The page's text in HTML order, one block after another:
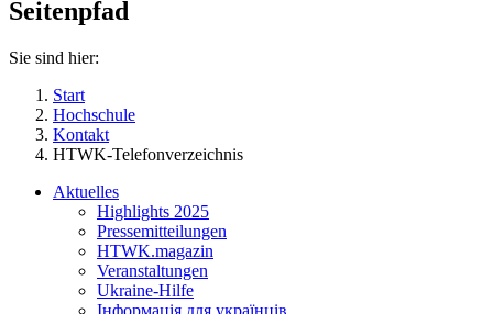
Seitenpfad
Sie sind hier:
Start
Hochschule
Kontakt
HTWK-Telefonverzeichnis
Aktuelles
Highlights 2025
Pressemitteilungen
HTWK.magazin
Veranstaltungen
Ukraine-Hilfe
Інформація для українців